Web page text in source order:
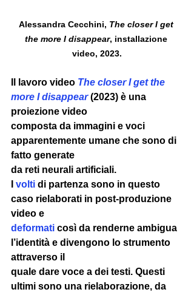
Alessandra Cecchini, The closer I get
the more I disappear, installazione
video, 2023.
Il lavoro video The closer I get the
more I disappear (2023) è una
proiezione video
composta da immagini e voci
apparentemente umane che sono di
fatto generate
da reti neurali artificiali.
volti di partenza sono in questo
caso rielaborati in post-produzione
video e
deformati così da renderne ambigua
l’identità e divengono lo strumento
attraverso il
quale dare voce a dei testi. Questi
ultimi sono una rielaborazione, da